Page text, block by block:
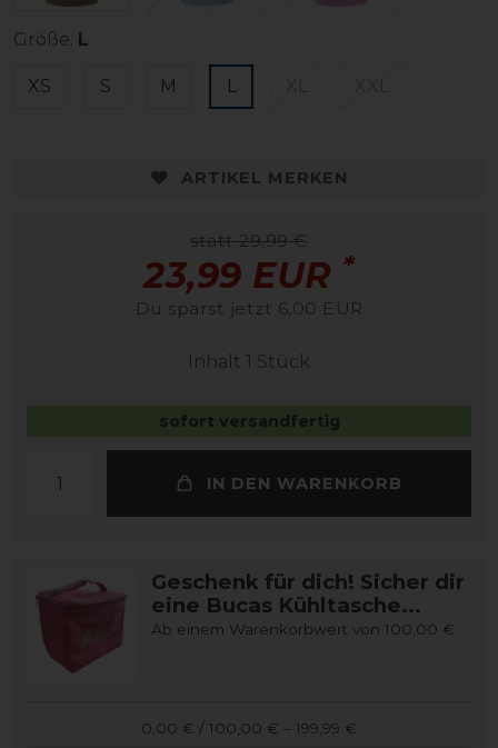
Größe: L
XS S M L
ARTIKEL MERKEN
statt 29,99 €
23,99 EUR *
Du sparst jetzt 6,00 EUR
Inhalt 1 Stück
sofort versandfertig
IN DEN WARENKORB
Geschenk für dich! Sicher dir
eine Bucas Kühltasche...
Ab einem Warenkorbwert von 100,00 €
0,00 € / 100,00 € – 199,99 €